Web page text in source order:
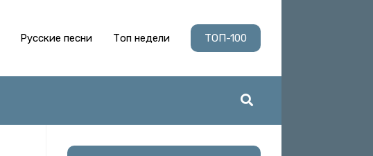
Русские песни Топ недели ТОП-100